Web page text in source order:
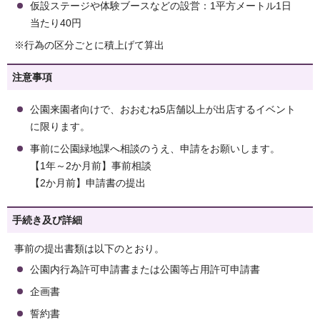
仮設ステージや体験ブースなどの設営：1平方メートル1日
当たり40円
※行為の区分ごとに積上げて算出
注意事項
公園来園者向けで、おおむね5店舗以上が出店するイベント
に限ります。
事前に公園緑地課へ相談のうえ、申請をお願いします。
【1年～2か月前】事前相談
【2か月前】申請書の提出
手続き及び詳細
事前の提出書類は以下のとおり。
公園内行為許可申請書または公園等占用許可申請書
企画書
誓約書